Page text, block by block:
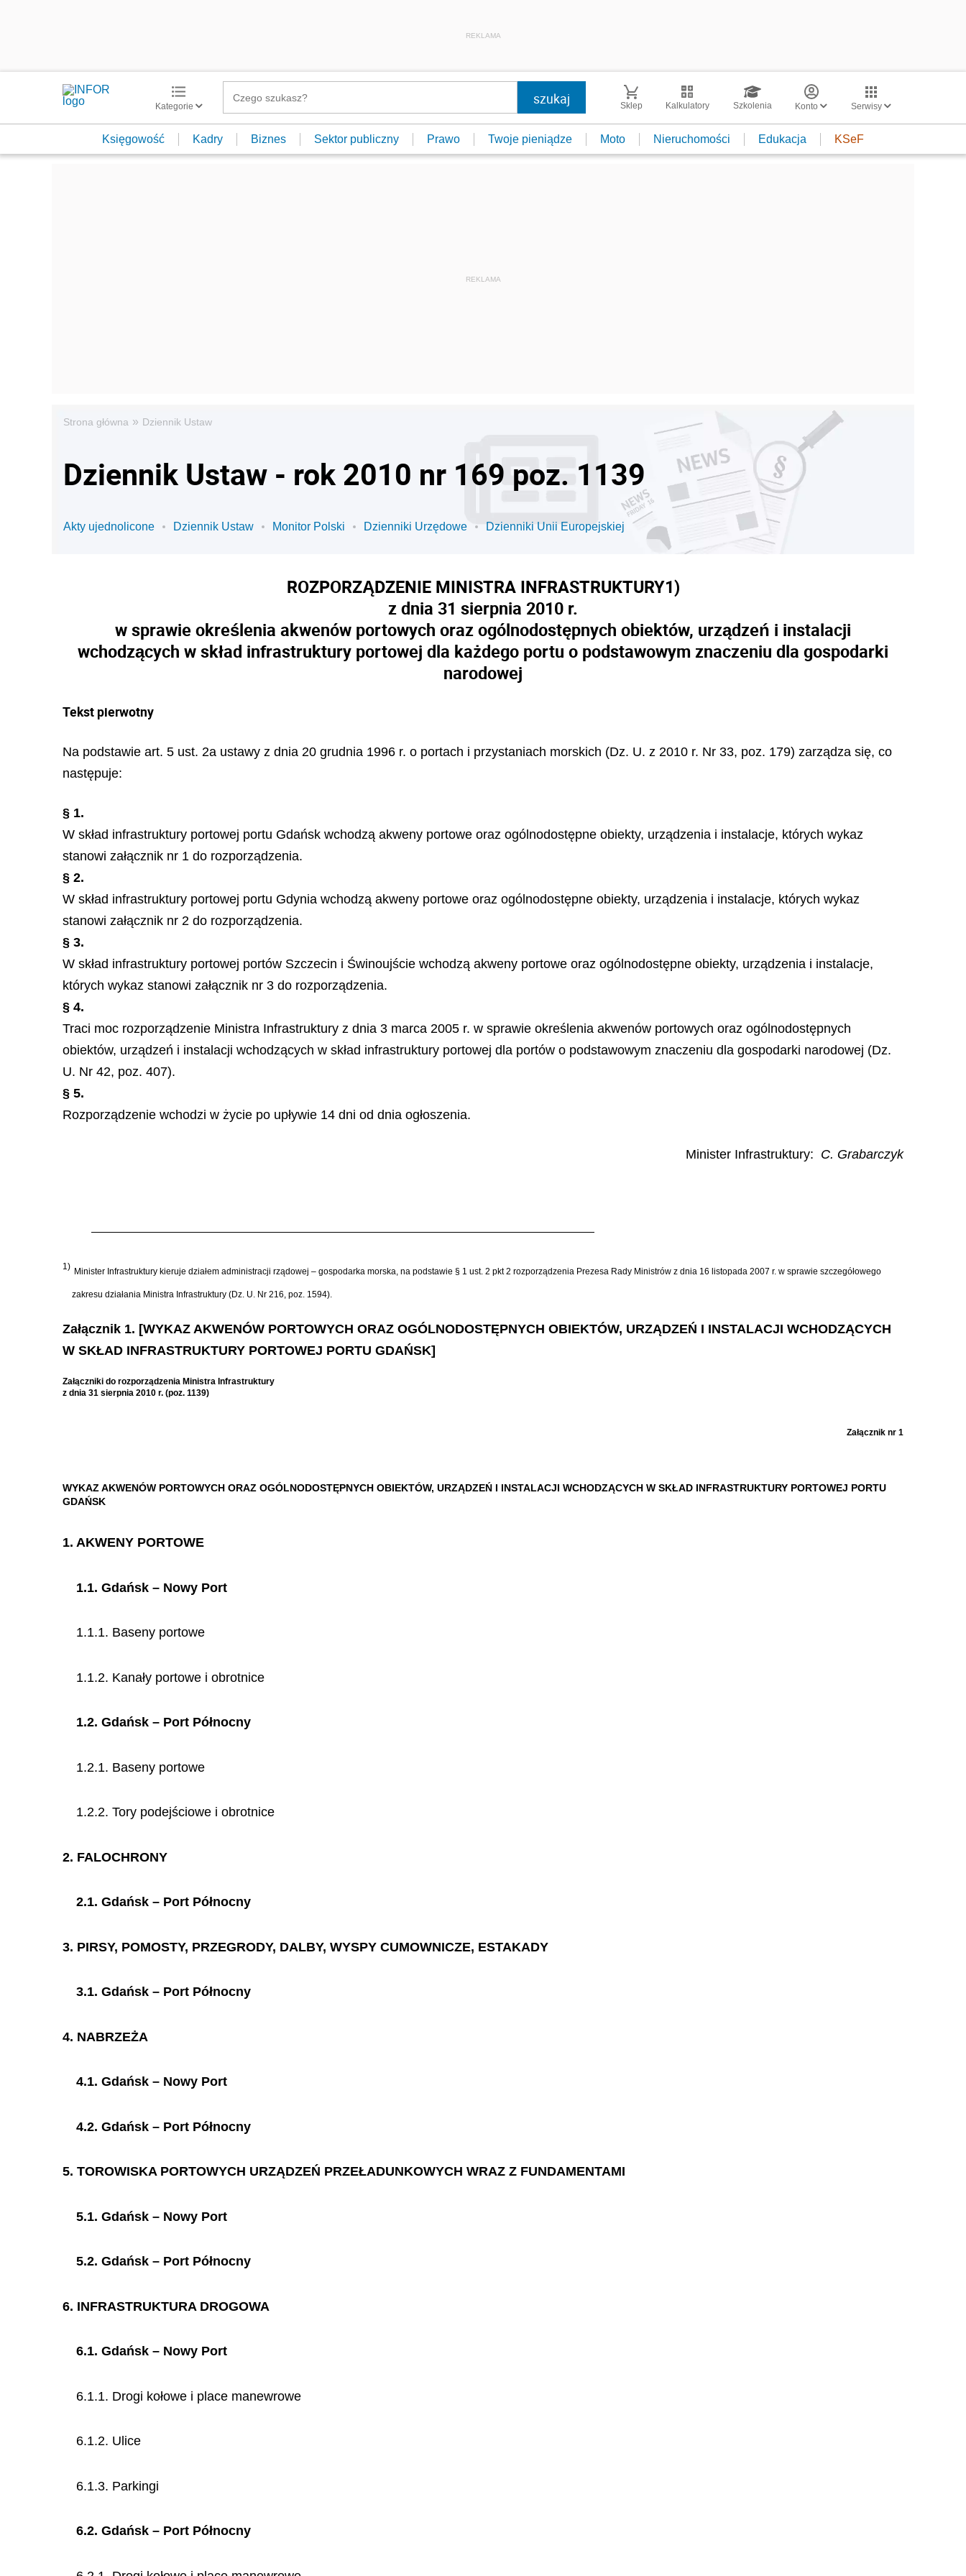
REKLAMA
Kategorie Sklep Kalkulatory Szkolenia Konto Serwisy
Księgowość Kadry Biznes Sektor publiczny Prawo Twoje pieniądze Moto Nieruchomości Edukacja KSeF
Strona główna » Dziennik Ustaw
Dziennik Ustaw - rok 2010 nr 169 poz. 1139
Akty ujednolicone Dziennik Ustaw Monitor Polski Dzienniki Urzędowe Dzienniki Unii Europejskiej
ROZPORZĄDZENIE MINISTRA INFRASTRUKTURY1)
z dnia 31 sierpnia 2010 r.
w sprawie określenia akwenów portowych oraz ogólnodostępnych obiektów, urządzeń i instalacji
wchodzących w skład infrastruktury portowej dla każdego portu o podstawowym znaczeniu dla gospodarki
narodowej
Tekst pierwotny
Na podstawie art. 5 ust. 2a ustawy z dnia 20 grudnia 1996 r. o portach i przystaniach morskich (Dz. U. z 2010 r. Nr 33, poz. 179) zarządza się, co
następuje:
§ 1.
W skład infrastruktury portowej portu Gdańsk wchodzą akweny portowe oraz ogólnodostępne obiekty, urządzenia i instalacje, których wykaz
stanowi załącznik nr 1 do rozporządzenia.
§ 2.
W skład infrastruktury portowej portu Gdynia wchodzą akweny portowe oraz ogólnodostępne obiekty, urządzenia i instalacje, których wykaz
stanowi załącznik nr 2 do rozporządzenia.
§ 3.
W skład infrastruktury portowej portów Szczecin i Świnoujście wchodzą akweny portowe oraz ogólnodostępne obiekty, urządzenia i instalacje,
których wykaz stanowi załącznik nr 3 do rozporządzenia.
§ 4.
Traci moc rozporządzenie Ministra Infrastruktury z dnia 3 marca 2005 r. w sprawie określenia akwenów portowych oraz ogólnodostępnych
obiektów, urządzeń i instalacji wchodzących w skład infrastruktury portowej dla portów o podstawowym znaczeniu dla gospodarki narodowej (Dz.
U. Nr 42, poz. 407).
§ 5.
Rozporządzenie wchodzi w życie po upływie 14 dni od dnia ogłoszenia.
Minister Infrastruktury: C. Grabarczyk
1) Minister Infrastruktury kieruje działem administracji rządowej – gospodarka morska, na podstawie § 1 ust. 2 pkt 2 rozporządzenia Prezesa Rady Ministrów z dnia 16 listopada 2007 r. w sprawie szczegółowego
zakresu działania Ministra Infrastruktury (Dz. U. Nr 216, poz. 1594).
Załącznik 1. [WYKAZ AKWENÓW PORTOWYCH ORAZ OGÓLNODOSTĘPNYCH OBIEKTÓW, URZĄDZEŃ I INSTALACJI WCHODZĄCYCH
W SKŁAD INFRASTRUKTURY PORTOWEJ PORTU GDAŃSK]
Załączniki do rozporządzenia Ministra Infrastruktury
z dnia 31 sierpnia 2010 r. (poz. 1139)
Załącznik nr 1
WYKAZ AKWENÓW PORTOWYCH ORAZ OGÓLNODOSTĘPNYCH OBIEKTÓW, URZĄDZEŃ I INSTALACJI WCHODZĄCYCH W SKŁAD INFRASTRUKTURY PORTOWEJ PORTU
GDAŃSK
1. AKWENY PORTOWE
1.1. Gdańsk – Nowy Port
1.1.1. Baseny portowe
1.1.2. Kanały portowe i obrotnice
1.2. Gdańsk – Port Północny
1.2.1. Baseny portowe
1.2.2. Tory podejściowe i obrotnice
2. FALOCHRONY
2.1. Gdańsk – Port Północny
3. PIRSY, POMOSTY, PRZEGRODY, DALBY, WYSPY CUMOWNICZE, ESTAKADY
3.1. Gdańsk – Port Północny
4. NABRZEŻA
4.1. Gdańsk – Nowy Port
4.2. Gdańsk – Port Północny
5. TOROWISKA PORTOWYCH URZĄDZEŃ PRZEŁADUNKOWYCH WRAZ Z FUNDAMENTAMI
5.1. Gdańsk – Nowy Port
5.2. Gdańsk – Port Północny
6. INFRASTRUKTURA DROGOWA
6.1. Gdańsk – Nowy Port
6.1.1. Drogi kołowe i place manewrowe
6.1.2. Ulice
6.1.3. Parkingi
6.2. Gdańsk – Port Północny